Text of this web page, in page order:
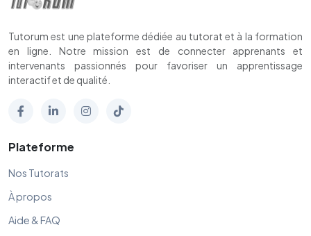
Tutorum est une plateforme dédiée au tutorat et à la formation
en ligne. Notre mission est de connecter apprenants et
intervenants passionnés pour favoriser un apprentissage
interactif et de qualité.
Plateforme
Nos Tutorats
À propos
Aide & FAQ